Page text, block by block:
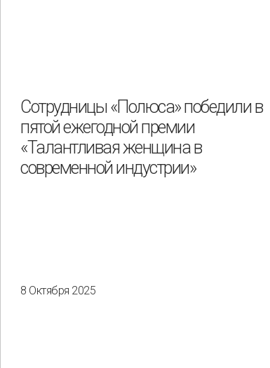
Права человека Работники
Управление отходами
Сотрудницы «Полюса» победили в
пятой ежегодной премии
«Талантливая женщина в
современной индустрии»
8 Октября 2025